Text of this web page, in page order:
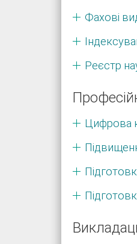
Фахові
Реєстр
Цифрова